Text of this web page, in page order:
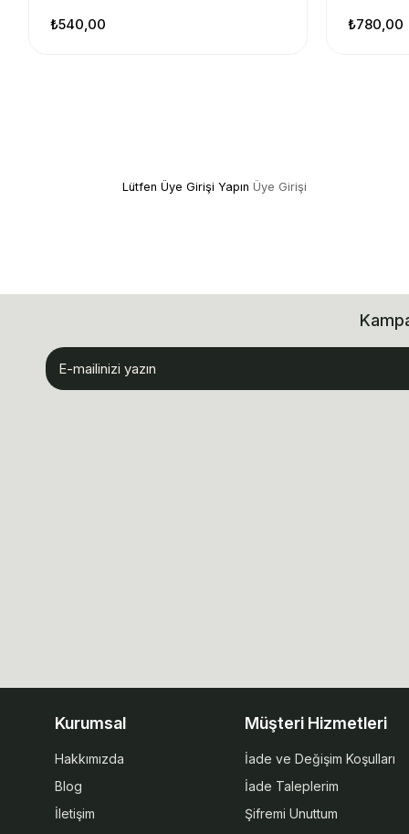
₺540,00 ₺780,00
Lütfen Üye Girişi Yapın Üye Girişi
Kurumsal
Hakkımızda
Blog
İletişim
Müşteri Hizmetleri
İade ve Değişim Koşulları
İade Taleplerim
Şifremi Unuttum